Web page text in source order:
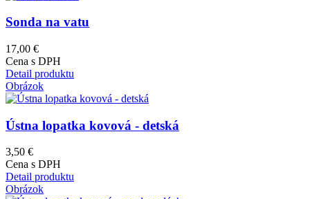
Sonda na vatu
17,00 €
Cena s DPH
Detail produktu
Obrázok
Ústna lopatka kovová - detská
3,50 €
Cena s DPH
Detail produktu
Obrázok